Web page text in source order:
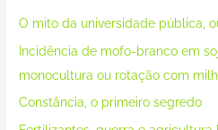
O mito da universidade pública,
Incidência de mofo-branco em
monocultura ou rotação com
Constância, o primeiro segredo